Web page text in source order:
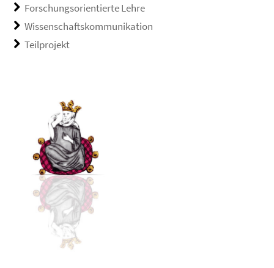
Forschungsorientierte Lehre
Wissenschaftskommunikation
Teilprojekt